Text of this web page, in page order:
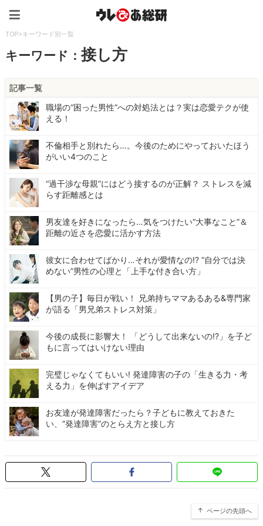
TOP>キーワード別一覧
キーワード：接し方
記事一覧
職場の“困った男性”への対処法とは？実は恋愛テクが使
える！
不倫相手と別れたら…。今後のためにやっておいたほう
がいい4つのこと
“過干渉な母親”にはどう接するのが正解？ ストレスを減
らす距離感とは
男友達を好きになったら…気をつけたい“大事なこと”＆
距離の近さを恋愛に活かす方法
彼女に合わせてばかり…それが愛情なの!? “自分では決
めない”男性の心理と「上手な付き合い方」
【男の子】毎日が戦い！ 兄弟持ちママあるある&専門家
が語る「男兄弟ストレス対策」
今後の成長に影響大！ 「どうして出来ないの!?」を子ど
もに言ってはいけない理由
完璧じゃなくてもいい! 発達障害の子の「生きる力・考
える力」を伸ばすアイデア
お友達が発達障害だったら？子どもに教えておきた
い、”発達障害”のとらえ方と接し方
ページの先頭へ